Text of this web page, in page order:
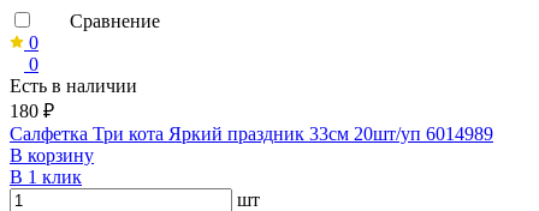
Сравнение
0
0
Есть в наличии
180 ₽
Салфетка Три кота Яркий праздник 33см 20шт/уп 6014989
В корзину
В 1 клик
шт